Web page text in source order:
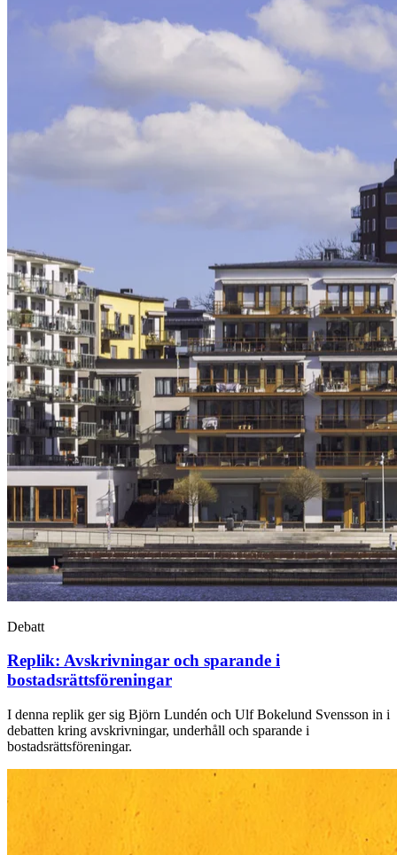
Debatt
Replik: Avskrivningar och sparande i
bostadsrättsföreningar
I denna replik ger sig Björn Lundén och Ulf Bokelund Svensson in i
debatten kring avskrivningar, underhåll och sparande i
bostadsrättsföreningar.